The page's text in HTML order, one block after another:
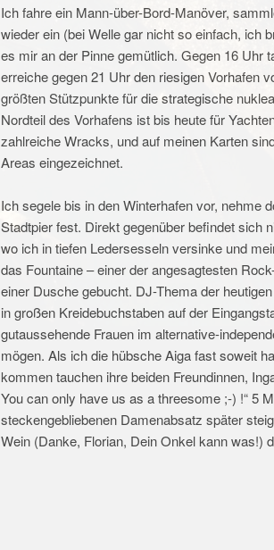
Ich fahre ein Mann-über-Bord-Manöver,
wieder ein (bei Welle gar nicht so einfach, ich
es mir an der Pinne gemütlich. Gegen 16 Uhr
erreiche gegen 21 Uhr den riesigen Vorhafen
größten Stützpunkte für die strategische
Nordteil des Vorhafens ist bis heute für
zahlreiche Wracks, und auf meinen Karten
Areas eingezeichnet.
Ich segele bis in den Winterhafen vor, nehme
Stadtpier fest. Direkt gegenüber befindet sich
wo ich in tiefen Ledersesseln versinke und
das Fountaine – einer der angesagtesten
einer Dusche gebucht. DJ-Thema der
in großen Kreidebuchstaben auf der
gutaussehende Frauen im alternative-
mögen. Als ich die hübsche Aiga fast soweit
kommen tauchen ihre beiden Freundinnen,
You can only have us as a threesome ;-) !“ 5
steckengebliebenen Damenabsatz später
Wein (Danke, Florian, Dein Onkel kann was!)